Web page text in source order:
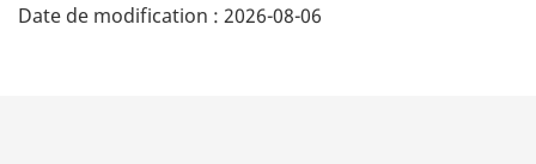
é
Date de modification : 2026-08-06